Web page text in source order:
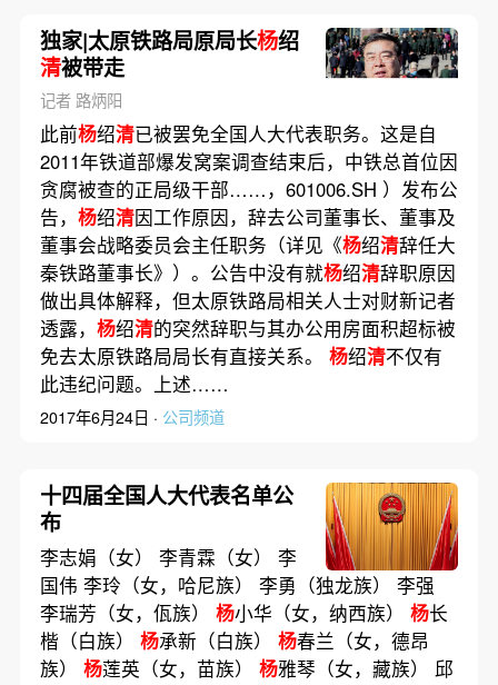
独家|太原铁路局原局长杨绍
清被带走
记者 路炳阳
此前杨绍清已被罢免全国人大代表职务。这是自
2011年铁道部爆发窝案调查结束后，中铁总首位因
贪腐被查的正局级干部……，601006.SH ）发布公
告， 杨绍清因工作原因，辞去公司董事长、董事及
董事会战略委员会主任职务（详见《杨绍清辞任大
秦铁路董事长》）。公告中没有就杨绍清辞职原因
做出具体解释，但太原铁路局相关人士对财新记者
透露， 杨绍清的突然辞职与其办公用房面积超标被
免去太原铁路局局长有直接关系。 杨绍清不仅有
此违纪问题。上述……
2017年6月24日 · 公司频道
十四届全国人大代表名单公
布
李志娟（女） 李青霖（女） 李
国伟 李玲（女，哈尼族） 李勇（独龙族） 李强
李瑞芳（女，佤族） 杨小华（女，纳西族） 杨长
楷（白族） 杨承新（白族） 杨春兰（女，德昂
族） 杨莲英（女，苗族） 杨雅琴（女，藏族） 邱